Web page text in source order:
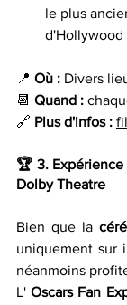
le plus
d'Hollywood
📍 Où : Divers
📆 Quand :
🔗 Plus d'infos :
🏆 3. Expérience
Dolby Theatre
Bien que la
uniquement sur
néanmoins
L' Oscars Fan